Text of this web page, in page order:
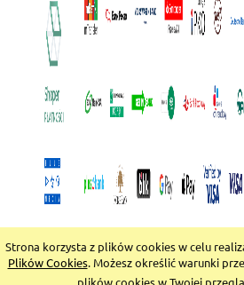
Strona korzysta z plików cookies w celu
Plików Cookies. Możesz określić warunki
plików cookies w Twojej
pokaż pełną wersję